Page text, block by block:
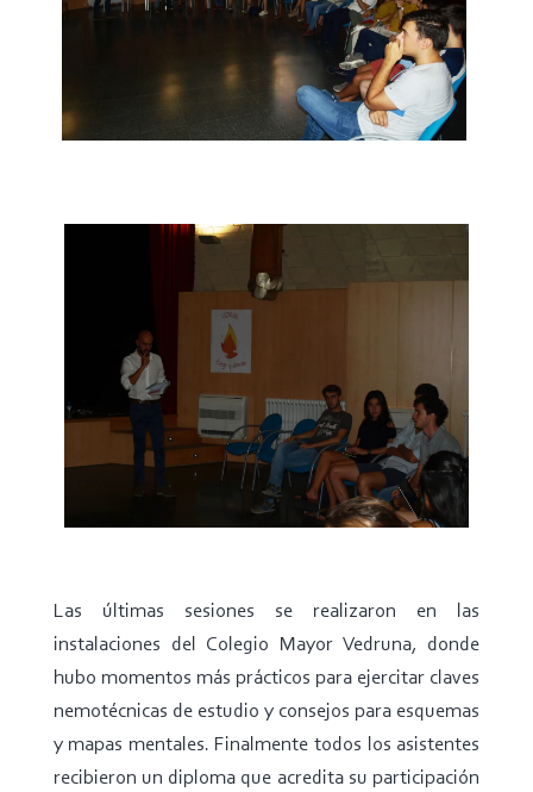
Las últimas sesiones se realizaron en las
instalaciones del Colegio Mayor Vedruna, donde
hubo momentos más prácticos para ejercitar claves
nemotécnicas de estudio y consejos para esquemas
y mapas mentales. Finalmente todos los asistentes
recibieron un diploma que acredita su participación